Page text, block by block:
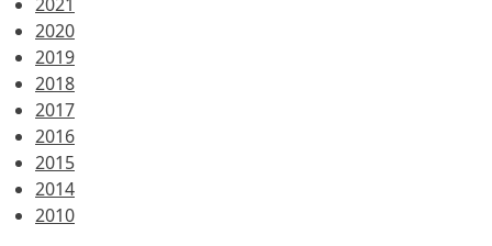
2020
2019
2018
2017
2016
2015
2014
2010